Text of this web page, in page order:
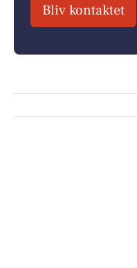
Bliv kontaktet